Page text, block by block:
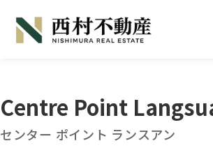
Centre Point
センター ポイント ランスアン